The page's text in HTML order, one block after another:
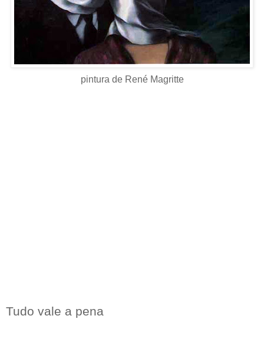
pintura de René Magritte
Tudo vale a pena